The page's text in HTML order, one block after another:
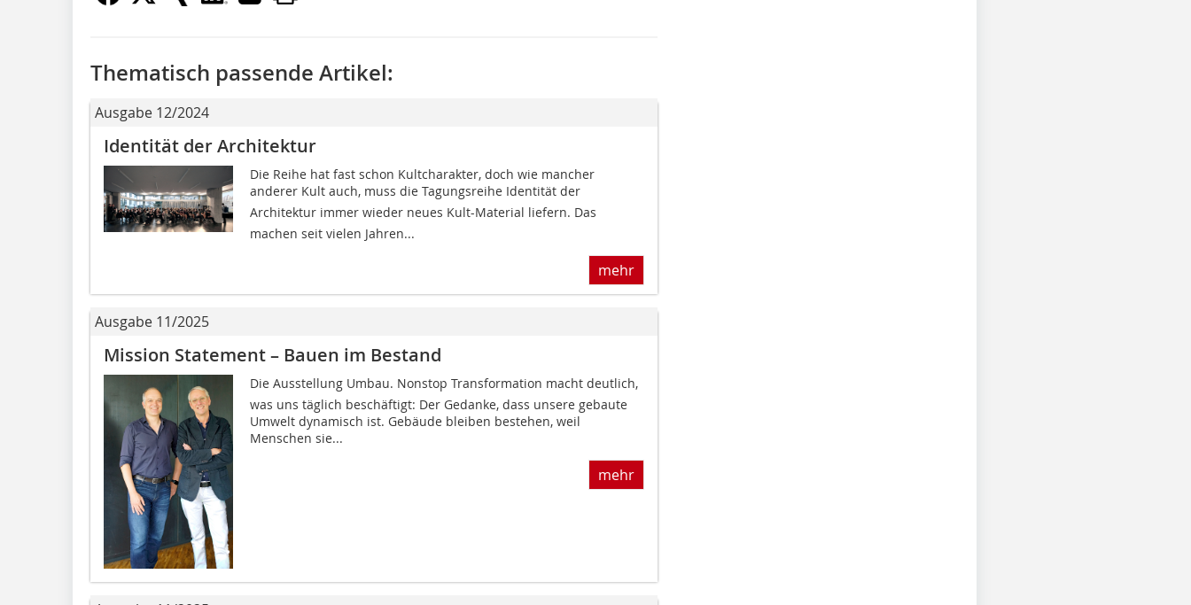
Thematisch passende Artikel:
Ausgabe 12/2024
Identität der Architektur
Die Reihe hat fast schon Kultcharakter, doch wie mancher
anderer Kult auch, muss die Tagungsreihe Identität der
Architektur immer wieder neues Kult-Material liefern. Das
machen seit vielen Jahren...
mehr
Ausgabe 11/2025
Mission Statement – Bauen im Bestand
Die Ausstellung Umbau. Nonstop Transformation macht deutlich,
was uns täglich beschäftigt: Der Gedanke, dass unsere gebaute
Umwelt dynamisch ist. Gebäude bleiben bestehen, weil
Menschen sie...
mehr